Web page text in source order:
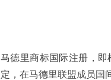
马德里商标国际注册，
定，在马德里联盟成员国